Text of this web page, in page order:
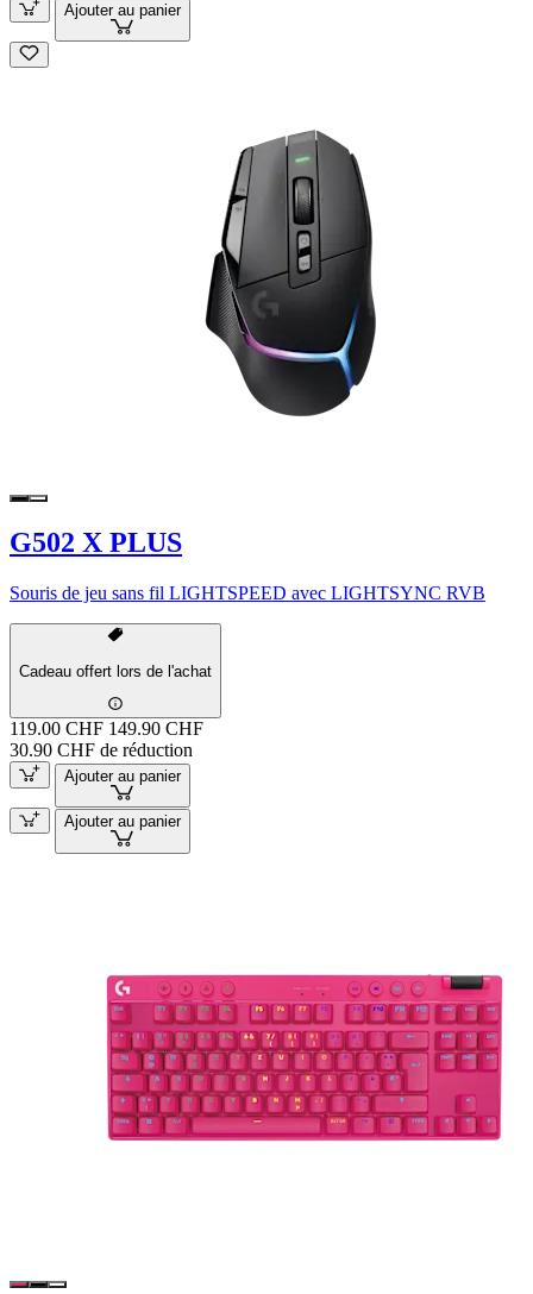
Ajouter au panier
G502 X PLUS
Souris de jeu sans fil LIGHTSPEED avec LIGHTSYNC RVB
Cadeau offert lors de l'achat
119.00 CHF 149.90 CHF
30.90 CHF de réduction
Ajouter au panier
Ajouter au panier